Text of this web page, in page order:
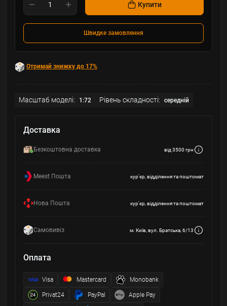
Купити
Швидке замовлення
Отримай знижку до 17%
Масштаб моделі: 1:72 Рівень складності: середній
Доставка
Безкоштовна доставка від 3500 грн
Meest Пошта кур'єр, відділення та поштомат
Нова Пошта кур'єр, відділення та поштомат
Самовивіз м. Київ, вул. Братська, 6/13
Оплата
Visa Mastercard Monobank
Privat24 PayPal Apple Pay